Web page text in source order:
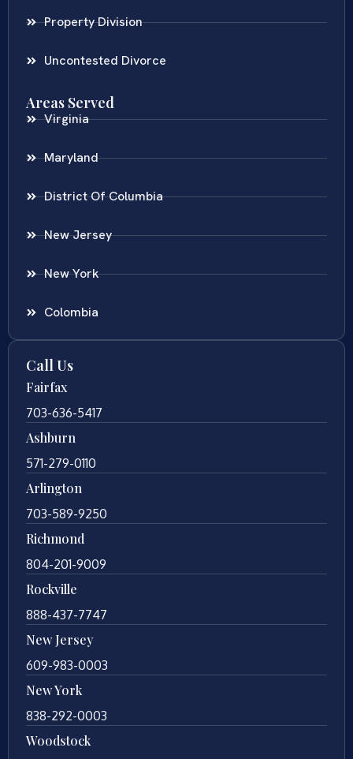
Property Division
Uncontested Divorce
Areas Served
Virginia
Maryland
District Of Columbia
New Jersey
New York
Colombia
Call Us
Fairfax
703-636-5417
Ashburn
571-279-0110
Arlington
703-589-9250
Richmond
804-201-9009
Rockville
888-437-7747
New Jersey
609-983-0003
New York
838-292-0003
Woodstock